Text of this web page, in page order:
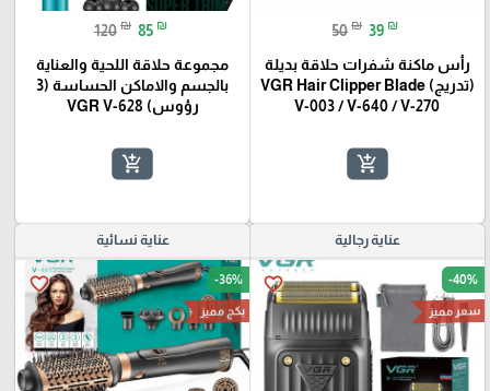
🎓
50 ₪ 39 ₪
رأس ماكنة شفرات حلاقة بديلة
(تدريج) VGR Hair Clipper Blade
V-003 / V-640 / V-270
add_shopping_cart
120 ₪ 85 ₪
مجموعة حلاقة اللحية والعناية
بالجسم والاماكن الحساسة (3
رؤوس) VGR V-628
add_shopping_cart
عناية رجالية
favorite_border -40%
سعر مميز
عناية نسائية
favorite_border -36%
بكج مميز